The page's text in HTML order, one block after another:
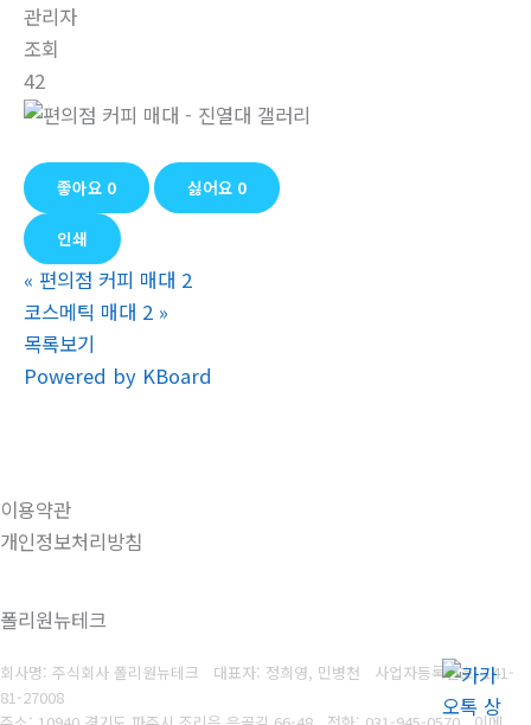
관리자
조회
42
좋아요 0 싫어요 0
인쇄
« 편의점 커피 매대 2
코스메틱 매대 2 »
목록보기
Powered by KBoard
이용약관
개인정보처리방침
폴리원뉴테크
회사명: 주식회사 폴리원뉴테크 대표자: 정희영, 민병천 사업자등록번호:141-
81-27008